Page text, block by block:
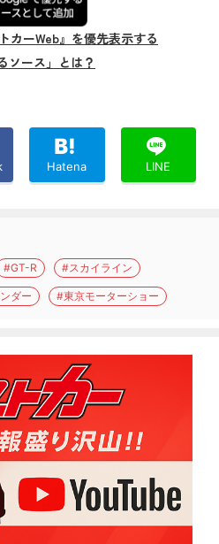
カーWeb』を優先表示する
ソース」とは？
Hatena LINE
#GT-R #スカイライン
ダー #東京モーターショー